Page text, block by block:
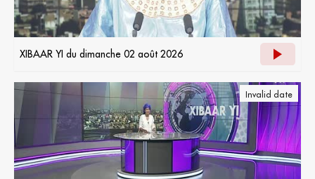
XIBAAR YI du dimanche 02 août 2026
Invalid date